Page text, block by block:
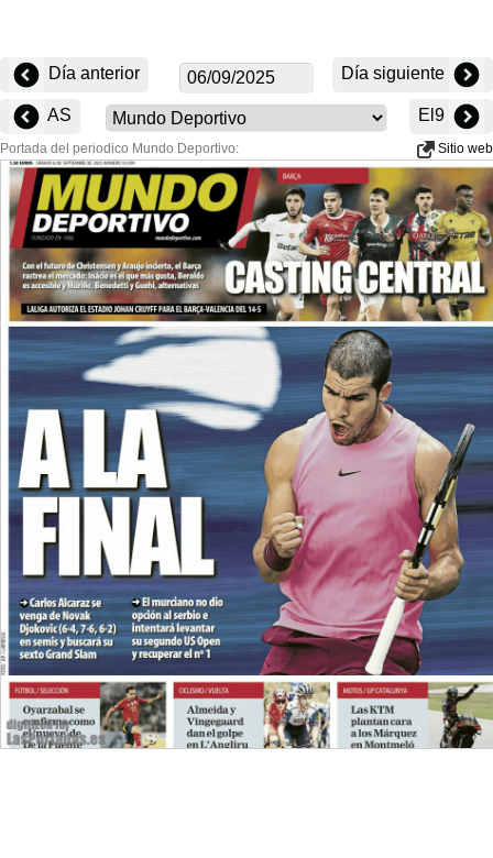
Día anterior Día siguiente
AS El9
Portada del periodico Mundo Deportivo: Sitio web